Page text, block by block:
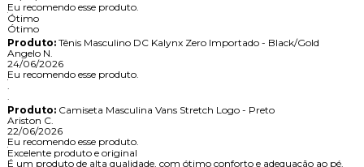
Eu recomendo esse produto.
Ótimo
Ótimo
Produto:Tênis Masculino DC Kalynx Zero Importado - Black/Gold
Angelo N.
24/06/2026
Eu recomendo esse produto.
.
.
Produto:Camiseta Masculina Vans Stretch Logo - Preto
Ariston C.
22/06/2026
Eu recomendo esse produto.
Excelente produto e original
É um produto de alta qualidade, com ótimo conforto e adequação ao pé.